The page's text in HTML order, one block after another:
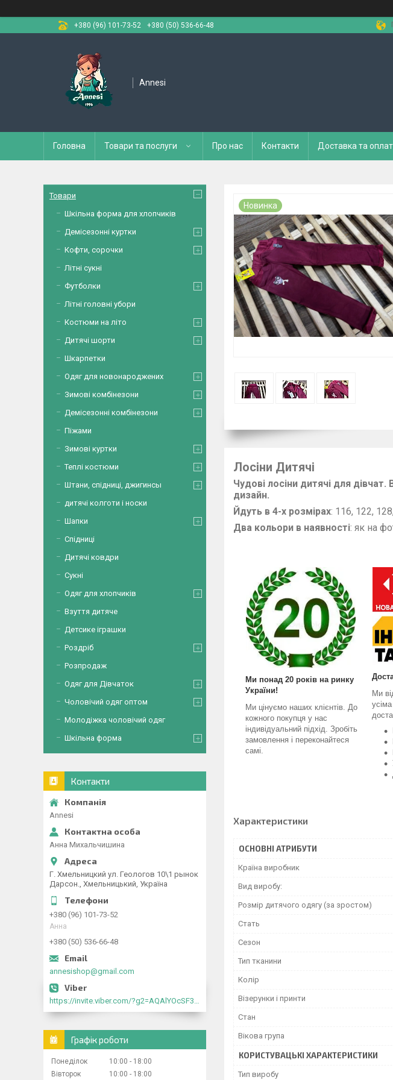
+380 (96) 101-73-52
+380 (50) 536-66-48
Annesi
Головна Товари та послуги Про нас Контакти Доставка та
Новинка
Лосіни Дитячі
Чудові лосіни дитячі для
дизайн.
Йдуть в 4-х розмірах: 116, 122,
Два кольори в наявності: як на
Ми понад 20 років на ринку
України!
Ми цінуємо наших клієнтів. До
кожного покупця у нас
індивідуальний підхід. Зробіть
замовлення і переконайтеся
самі.
Ми
Характеристики
ОСНОВНІ АТРИБУТИ
Країна виробник
Вид виробу:
Розмір дитячого одягу (за зростом)
Стать
Сезон
Тип тканини
Колір
Візерунки і принти
Стан
Вікова група
КОРИСТУВАЦЬКІ ХАРАКТЕРИСТИКИ
Тип виробу
Товари
Шкільна форма для хлопчиків
Демісезонні куртки
Кофти, сорочки
Літні сукні
Футболки
Літні головні убори
Костюми на літо
Дитячі шорти
Шкарпетки
Одяг для новонароджених
Зимові комбінезони
Демісезонні комбінезони
Піжами
Зимові куртки
Теплі костюми
Штани, спідниці, джигинсы
дитячі колготи і носки
Шапки
Спідниці
Дитячі ковдри
Сукні
Одяг для хлопчиків
Взуття дитяче
Детсике іграшки
Роздріб
Розпродаж
Одяг для Дівчаток
Чоловічий одяг оптом
Молодіжка чоловічий одяг
Шкільна форма
Контакти
Annesi
Анна Михальчишина
Г. Хмельницкий ул. Геологов 10\1 рынок
Дарсон., Хмельницький, Україна
+380 (96) 101-73-52
Анна
+380 (50) 536-66-48
annesishop@gmail.com
https://invite.viber.com/?g2=AQAlYOcSF30rb0kdJdojYDWtk4sNE5eWPg2Om5jJmRlpJwnTwfwnCzMMxer2vioZ"
Графік роботи
Понеділок 10:00
18:00
Вівторок
10:00 18:00